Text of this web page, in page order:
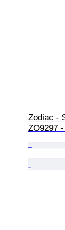
Zodiac -
ZO9297